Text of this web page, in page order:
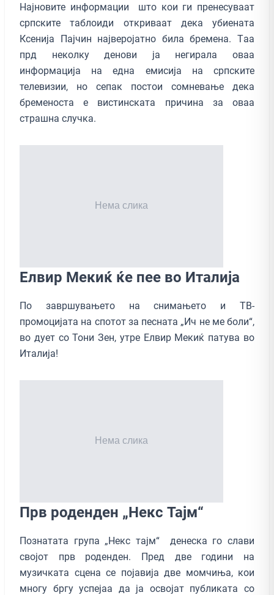
Најновите информации што кои ги пренесуваат
српските таблоиди откриваат дека убиената
Ксенија Пајчин најверојатно била бремена. Tаа
прд неколку денови ја негирала оваа
информација на една емисија на српските
телевизии, но сепак постои сомневање дека
бременоста е вистинската причина за оваа
страшна случка.
Елвир Мекиќ ќе пее во Италија
По завршувањето на снимањето и ТВ-
промоцијата на спотот за песната „Ич не ме боли“,
во дует со Тони Зен, утре Елвир Мекиќ патува во
Италија!
Прв роденден „Некс Тајм“
Познатата група „Некс тајм“ денеска го слави
својот прв роденден. Пред две години на
музичката сцена се појавија две момчиња, кои
многу бргу успејаа да ја освојат публиката со